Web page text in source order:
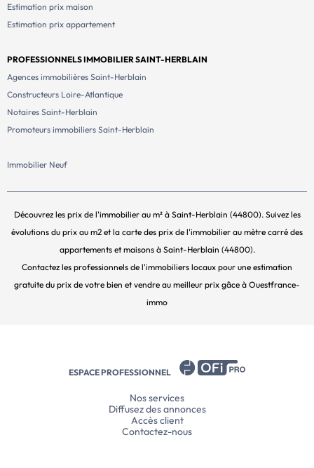
Estimation prix maison
Estimation prix appartement
PROFESSIONNELS IMMOBILIER SAINT-HERBLAIN
Agences immobilières Saint-Herblain
Constructeurs Loire-Atlantique
Notaires Saint-Herblain
Promoteurs immobiliers Saint-Herblain
Immobilier Neuf
Découvrez les prix de l'immobilier au m² à Saint-Herblain (44800). Suivez les
évolutions du prix au m2 et la carte des prix de l'immobilier au mètre carré des
appartements et maisons à Saint-Herblain (44800).
Contactez les professionnels de l'immobiliers locaux pour une estimation
gratuite du prix de votre bien et vendre au meilleur prix gâce à Ouestfrance-
immo
ESPACE PROFESSIONNEL
Nos services
Diffusez des annonces
Accès client
Contactez-nous